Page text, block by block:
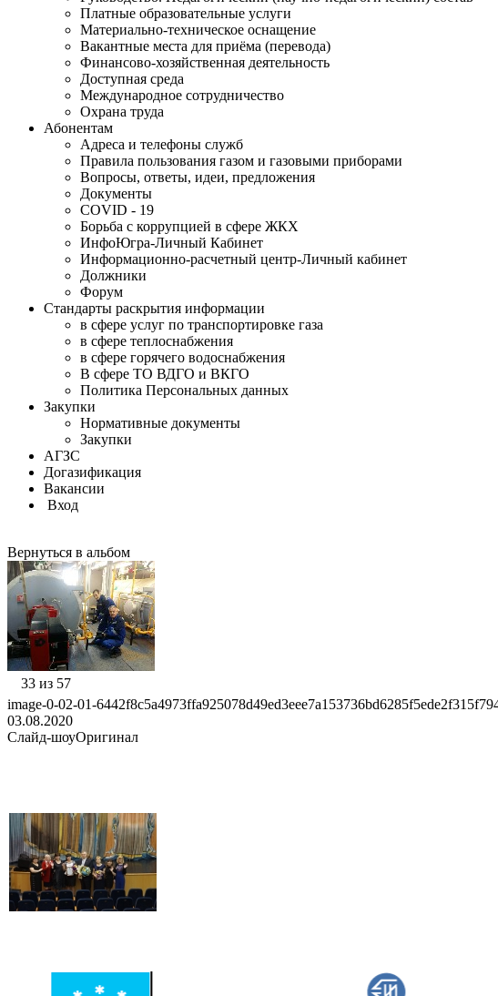
Платные образовательные услуги
Материально-техническое оснащение
Вакантные места для приёма (перевода)
Финансово-хозяйственная деятельность
Доступная среда
Международное сотрудничество
Охрана труда
Абонентам
Адреса и телефоны служб
Правила пользования газом и газовыми приборами
Вопросы, ответы, идеи, предложения
Документы
COVID - 19
Борьба с коррупцией в сфере ЖКХ
ИнфоЮгра-Личный Кабинет
Информационно-расчетный центр-Личный кабинет
Должники
Форум
Стандарты раскрытия информации
в сфере услуг по транспортировке газа
в сфере теплоснабжения
в сфере горячего водоснабжения
В сфере ТО ВДГО и ВКГО
Политика Персональных данных
Закупки
Нормативные документы
Закупки
АГЗС
Догазификация
Вакансии
Вход
Вернуться в альбом
33 из 57
image-0-02-01-
03.08.2020
Слайд-шоуОригинал